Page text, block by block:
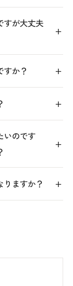
すが大丈夫
すか？
いのです
りますか？